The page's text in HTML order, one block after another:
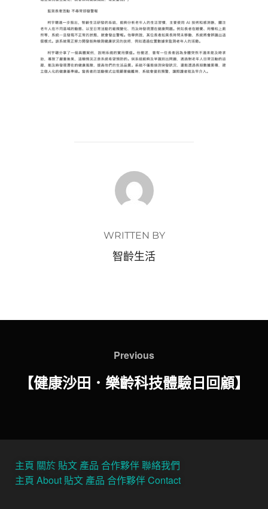
POST AUTHOR
WRITTEN BY
智齡生活
Previous
【健康沙田．樂齡科技體驗日回顧】
主頁 關於 貼文 產品 合作夥伴聯絡我們
主頁 About 貼文 產品 合作夥伴Contact